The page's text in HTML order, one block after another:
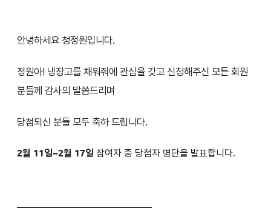
안녕하세요 청정원입니다.
정원아! 냉장고를 채워줘에 관심을 갖고 신청해주신 모든 회원
분들께 감사의 말씀드리며
당첨되신 분들 모두 축하 드립니다.
2월 11일~2월 17일 참여자 중 당첨자 명단을 발표합니다.